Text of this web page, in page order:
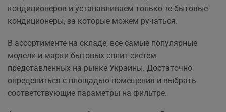
кондиционеров и устанавливаем только те бытовые
кондиционеры, за которые можем ручаться.
В ассортименте на складе, все самые популярные
модели и марки бытовых сплит-систем
представленных на рынке Украины. Достаточно
определиться с площадью помещения и выбрать
соответствующие параметры на фильтре.